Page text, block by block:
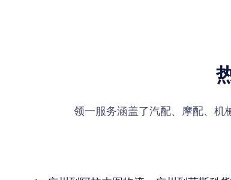
领一服务涵盖了汽配、摩配、机